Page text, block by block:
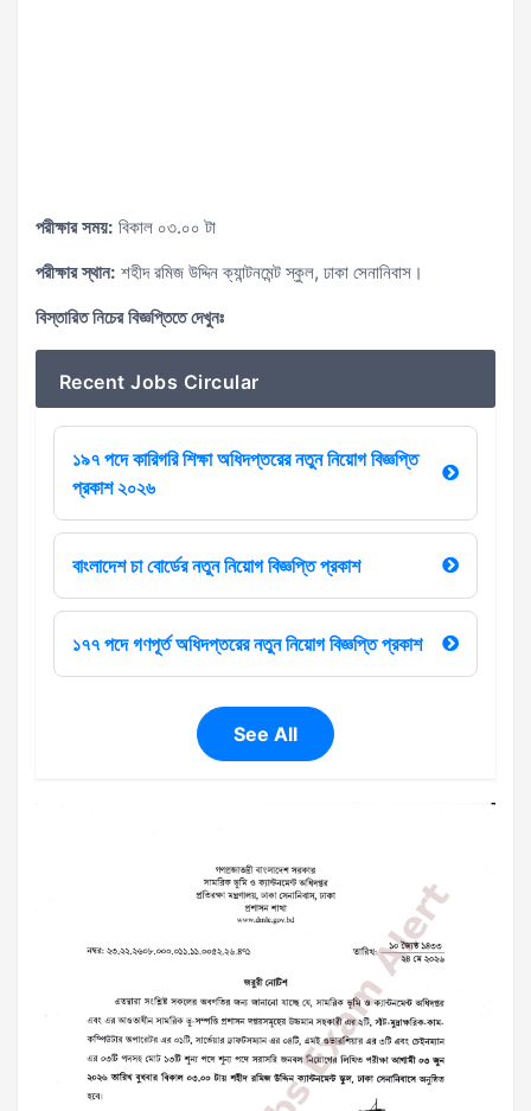
পরীক্ষার সময়: বিকাল ০৩.০০ টা
পরীক্ষার স্থান: শহীদ রমিজ উদ্দিন ক্যান্টনমেন্ট স্কুল, ঢাকা সেনানিবাস।
বিস্তারিত নিচের বিজ্ঞপ্তিতে দেখুনঃ
Recent Jobs Circular
১৯৭ পদে কারিগরি শিক্ষা অধিদপ্তরের নতুন নিয়োগ বিজ্ঞপ্তি
প্রকাশ ২০২৬
বাংলাদেশ চা বোর্ডের নতুন নিয়োগ বিজ্ঞপ্তি প্রকাশ
১৭৭ পদে গণপূর্ত অধিদপ্তরের নতুন নিয়োগ বিজ্ঞপ্তি প্রকাশ
See All